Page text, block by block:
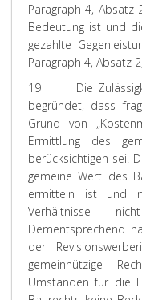
Paragraph 4, Absatz
Bedeutung ist und
gezahlte
Paragraph 4, Absatz
19 Die
begründet, dass
Grund von
Ermittlung des
berücksichtigen sei.
gemeine Wert des
ermitteln ist und
Verhältnisse
Dementsprechend
der
gemeinnützige
Umständen für die